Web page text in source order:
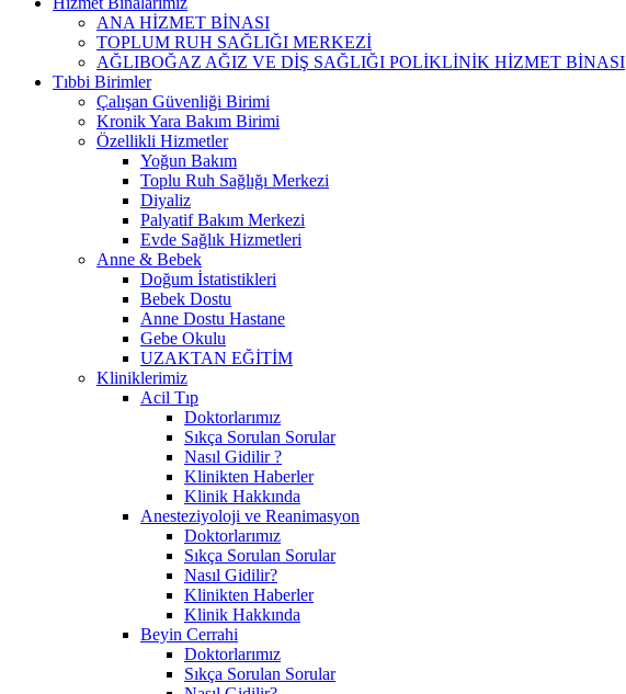
ANA HİZMET BİNASI
TOPLUM RUH SAĞLIĞI MERKEZİ
AĞLIBOĞAZ AĞIZ VE DİŞ SAĞLIĞI POLİKLİNİK HİZMET BİNASI
Tıbbi Birimler
Çalışan Güvenliği Birimi
Kronik Yara Bakım Birimi
Özellikli Hizmetler
Yoğun Bakım
Toplu Ruh Sağlığı Merkezi
Diyaliz
Palyatif Bakım Merkezi
Evde Sağlık Hizmetleri
Anne & Bebek
Doğum İstatistikleri
Bebek Dostu
Anne Dostu Hastane
Gebe Okulu
UZAKTAN EĞİTİM
Kliniklerimiz
Acil Tıp
Doktorlarımız
Sıkça Sorulan Sorular
Nasıl Gidilir ?
Klinikten Haberler
Klinik Hakkında
Anesteziyoloji ve Reanimasyon
Doktorlarımız
Sıkça Sorulan Sorular
Nasıl Gidilir?
Klinikten Haberler
Klinik Hakkında
Beyin Cerrahi
Doktorlarımız
Sıkça Sorulan Sorular